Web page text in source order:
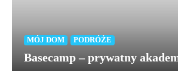
MÓJ DOM PODRÓŻE
Basecamp – prywatny